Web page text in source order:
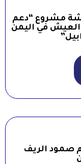
مشروع “دعم
العيش في اليمن
صمود الريف